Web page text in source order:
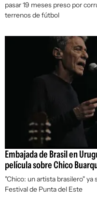
pasar 19 meses preso por
terrenos de fútbol
Embajada de Brasil en
película sobre Chico
"Chico: un artista brasilero" ya
Festival de Punta del Este